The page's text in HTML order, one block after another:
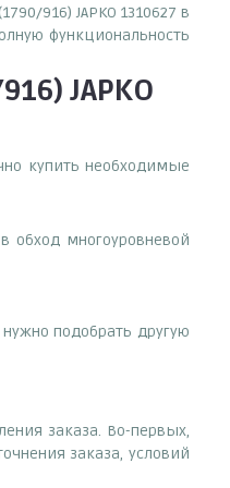
916) JAPKO 1310627 в
функциональность
JAPKO
купить необходимые
обход многоуровневой
нужно подобрать другую
заказа. Во-первых,
заказа, условий